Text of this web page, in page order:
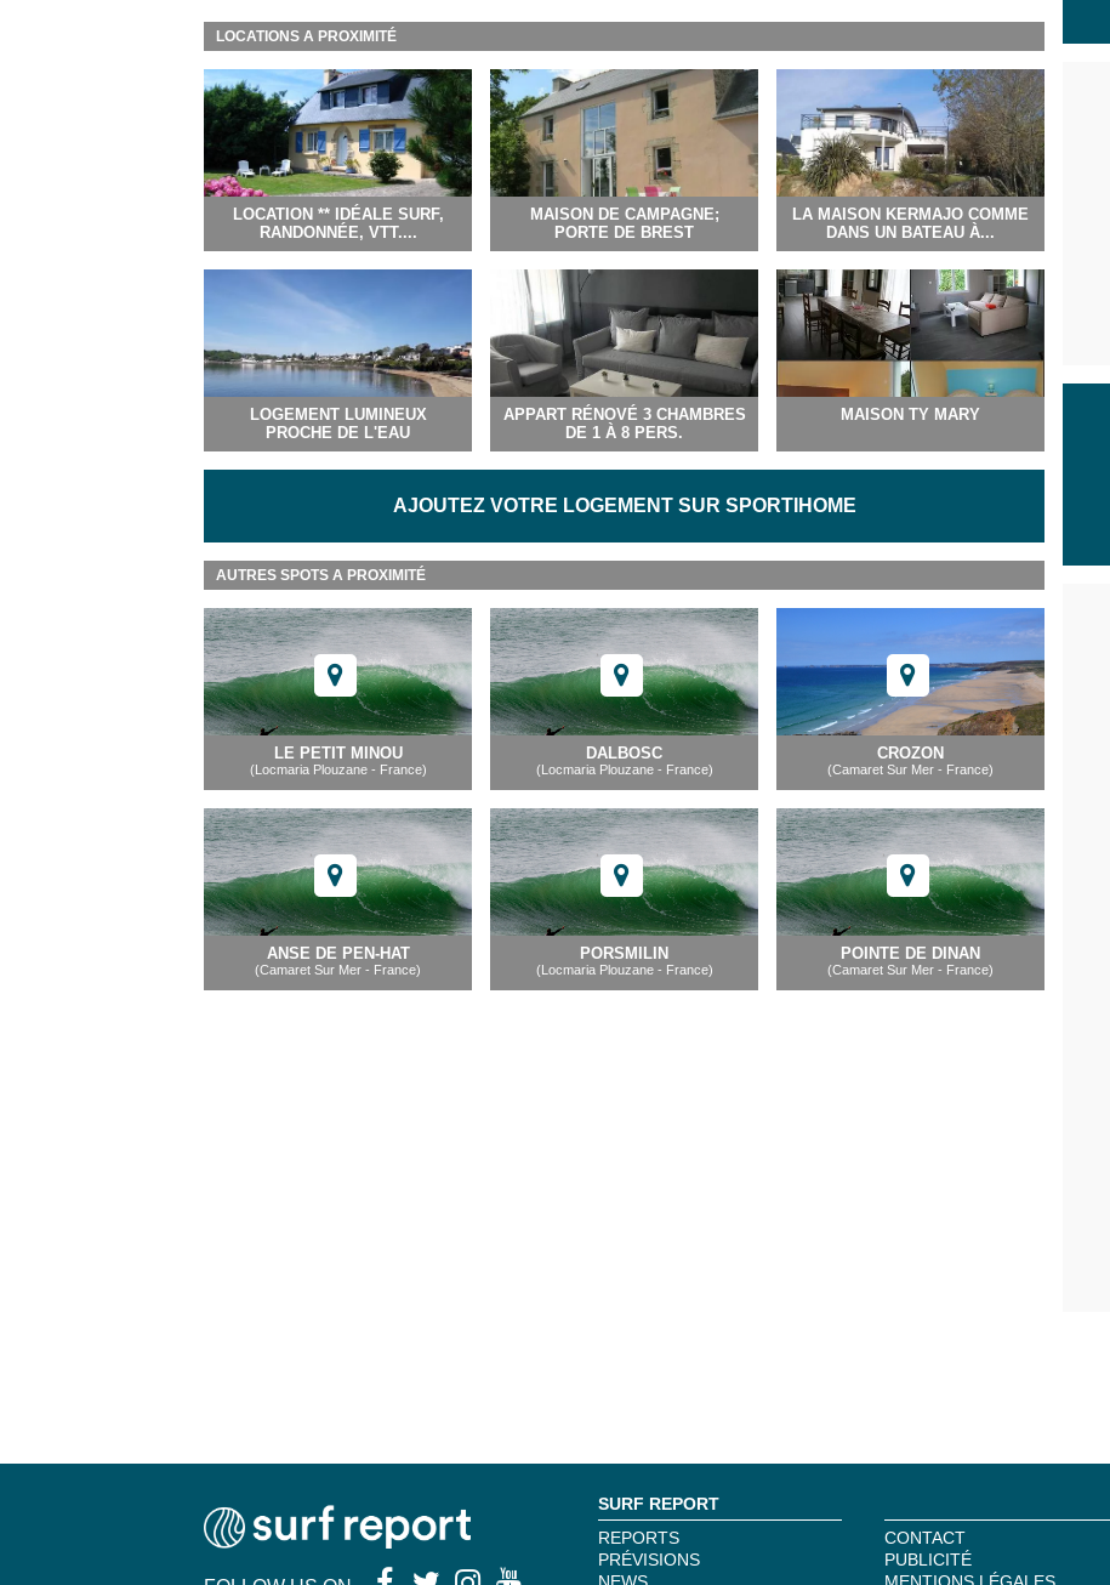
LOCATIONS A PROXIMITÉ
LOCATION ** IDÉALE SURF,
RANDONNÉE, VTT....
MAISON DE CAMPAGNE;
PORTE DE BREST
LA MAISON KERMAJO COMME
DANS UN BATEAU À...
LOGEMENT LUMINEUX
PROCHE DE L'EAU
APPART RÉNOVÉ 3 CHAMBRES
DE 1 À 8 PERS.
MAISON TY MARY
AJOUTEZ VOTRE LOGEMENT SUR SPORTIHOME
AUTRES SPOTS A PROXIMITÉ
LE PETIT MINOU
(Locmaria Plouzane - France)
DALBOSC
(Locmaria Plouzane - France)
CROZON
(Camaret Sur Mer - France)
ANSE DE PEN-HAT
(Camaret Sur Mer - France)
PORSMILIN
(Locmaria Plouzane - France)
POINTE DE DINAN
(Camaret Sur Mer - France)
SURF REPORT
REPORTS
PRÉVISIONS
CONTACT
PUBLICITÉ